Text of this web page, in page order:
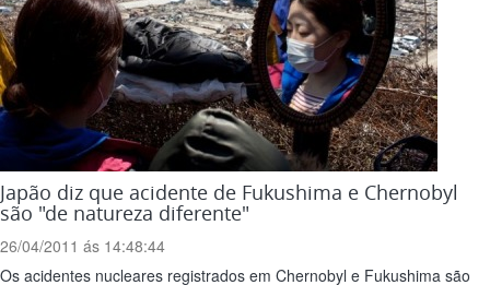
Japão diz que acidente de Fukushima e Chernobyl
são "de natureza diferente"
26/04/2011 ás 14:48:44
Os acidentes nucleares registrados em Chernobyl e Fukushima são